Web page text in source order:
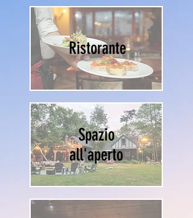
Ristorante
Spazio
all'aperto